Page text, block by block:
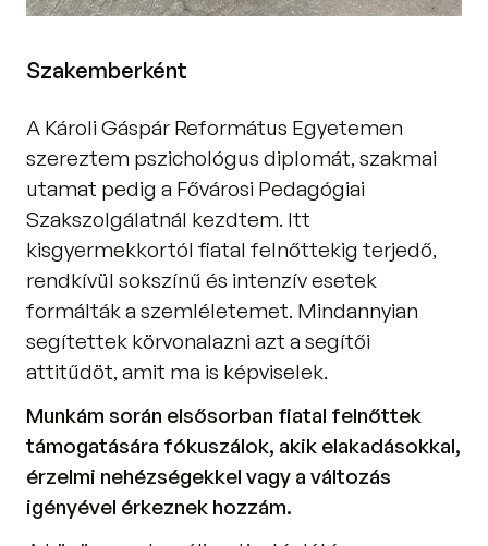
Szakemberként
A Károli Gáspár Református Egyetemen
szereztem pszichológus diplomát, szakmai
utamat pedig a Fővárosi Pedagógiai
Szakszolgálatnál kezdtem. Itt
kisgyermekkortól fiatal felnőttekig terjedő,
rendkívül sokszínű és intenzív esetek
formálták a szemléletemet. Mindannyian
segítettek körvonalazni azt a segítői
attitűdöt, amit ma is képviselek.
Munkám során elsősorban fiatal felnőttek
támogatására fókuszálok, akik elakadásokkal,
érzelmi nehézségekkel vagy a változás
igényével érkeznek hozzám.